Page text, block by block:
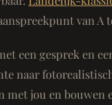
van A
een gesprek en
naar
met jou en bouwen